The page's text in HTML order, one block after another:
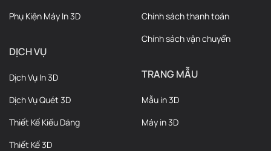
Bù rung giúp các góc trở nên sắc
nét và chi tiết in rõ ràng.
Hiện tượng ringing và ghosting làm mờ cạnh khi in ở tốc độ cao.
Công nghệ Active Vibration Compensation triệt tiêu chúng theo
tốc độ cao.
Phụ Kiện Máy In 3D
DỊCH VỤ
Dịch Vụ In 3D
Dịch Vụ Quét 3D
Thiết Kế Kiểu Dáng
Thiết Kế 3D
Chính sách thanh toán
Chính sách vận chuyển
TRANG MẪU
Mẫu in 3D
Máy in 3D